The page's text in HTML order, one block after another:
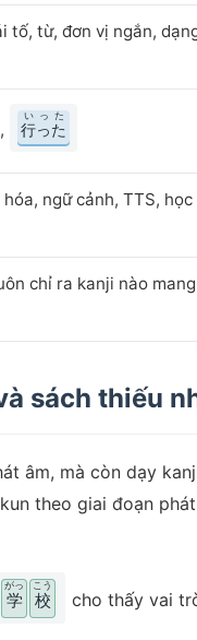
tố, từ, đơn vị ngắn,
, 行った
いった
hóa, ngữ cảnh, TTS,
chỉ ra kanji nào mang
sách thiếu
âm, mà còn dạy
theo giai đoạn
学
がっ
校
こう
cho thấy vai